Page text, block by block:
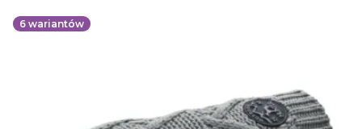
6 wariantów